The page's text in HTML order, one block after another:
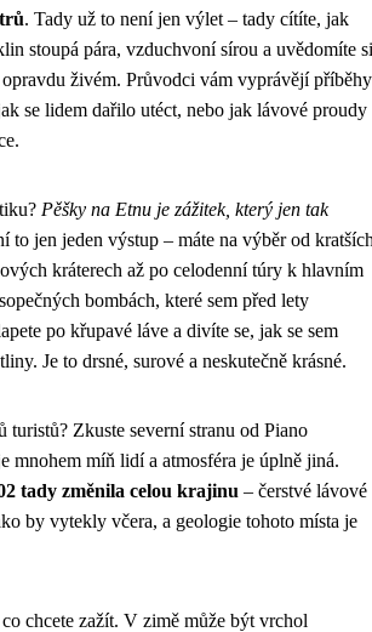
. Tady už to není jen výlet – tady cítíte, jak
stoupá pára, vzduchvoní sírou a uvědomíte
opravdu živém. Průvodci vám vyprávějí příběhy
se lidem dařilo utéct, nebo jak lávové proudy
Pěšky na Etnu je zážitek, který jen tak
to jen jeden výstup – máte na výběr od
kráterech až po celodenní túry k hlavním
bombách, které sem před lety
po křupavé láve a divíte se, jak se sem
Je to drsné, surové a neskutečně krásné.
turistů? Zkuste severní stranu od Piano
mnohem míň lidí a atmosféra je úplně jiná.
tady změnila celou krajinu – čerstvé lávové
by vytekly včera, a geologie tohoto místa je
chcete zažít. V zimě může být vrchol